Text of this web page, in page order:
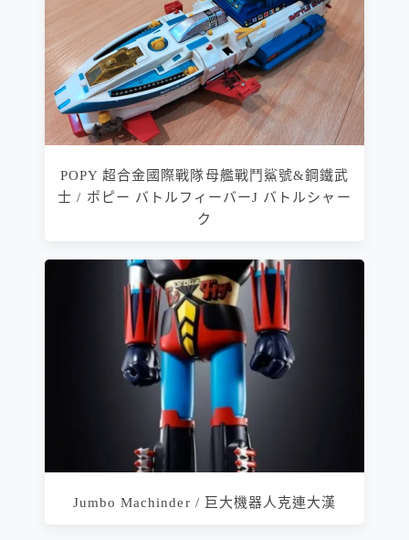
POPY 超合金國際戰隊母艦戰鬥鯊號&鋼鐵武
士 / ポピー バトルフィーバーJ バトルシャー
ク
Jumbo Machinder / 巨大機器人克連大漢